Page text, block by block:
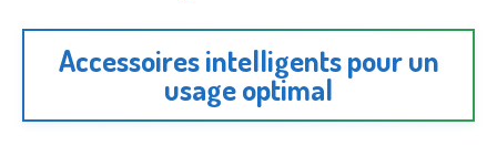
Accessoires intelligents pour un
usage optimal